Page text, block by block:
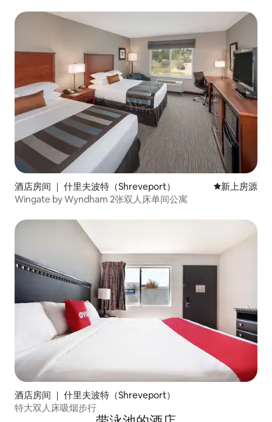
酒店房间 ｜ 什里夫波特（Shreveport） 新房源
新上房源
Wingate by Wyndham 2张双人床单间公寓
酒店房间 ｜ 什里夫波特（Shreveport）
特大双人床吸烟步行